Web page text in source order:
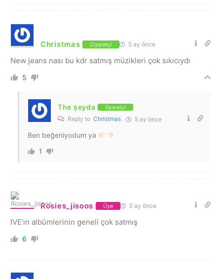
Christmas Ziyaretçi 5 ay önce
New jeans nası bu kdr satmış müzikleri çok sıkıcıydı
5
The şeyda Ziyaretçi
Reply to Christmas 5 ay önce
Ben beğeniyodum ya
1
Rosies_jisoos Üye 5 ay önce
IVE’ın albümlerinin geneli çok satmış
6